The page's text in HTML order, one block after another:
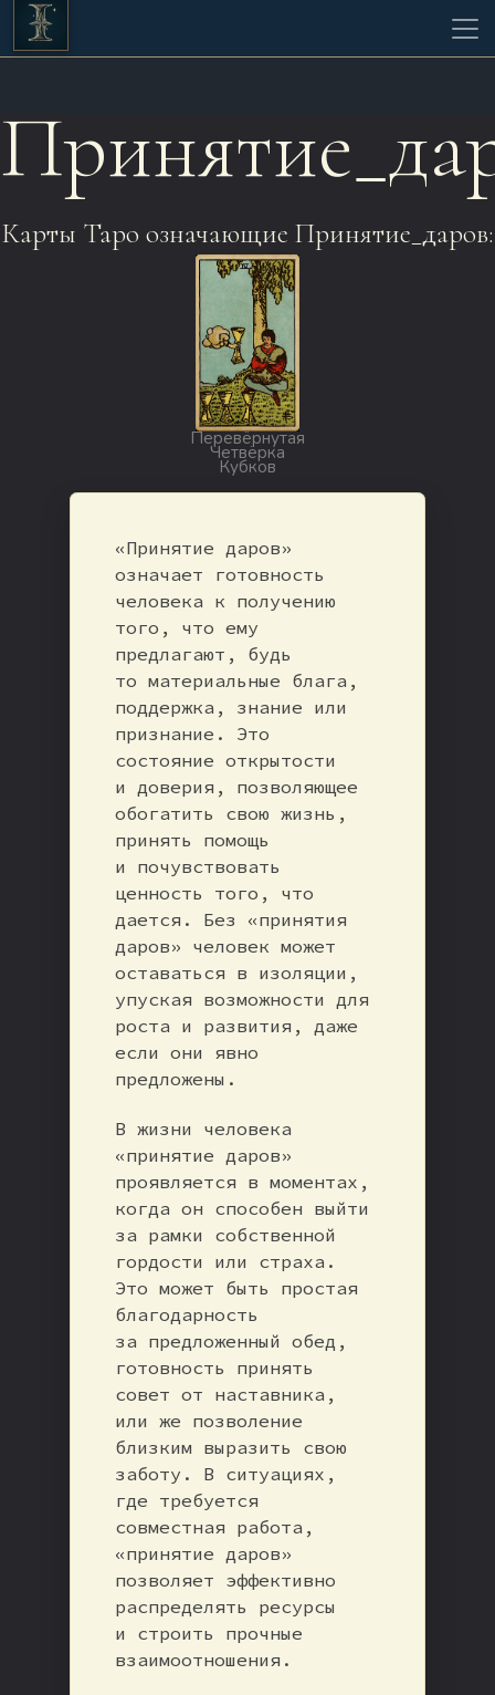
Карты Таро означающие Принятие_даров:
Перевёрнутая
Четвёрка
Кубков
«Принятие даров»
означает готовность
человека к получению
того, что ему
предлагают, будь
то материальные блага,
поддержка, знание или
признание. Это
состояние открытости
и доверия, позволяющее
обогатить свою жизнь,
принять помощь
и почувствовать
ценность того, что
дается. Без «принятия
даров» человек может
оставаться в изоляции,
упуская возможности для
роста и развития, даже
если они явно
предложены.
В жизни человека
«принятие даров»
проявляется в моментах,
когда он способен выйти
за рамки собственной
гордости или страха.
Это может быть простая
благодарность
за предложенный обед,
готовность принять
совет от наставника,
или же позволение
близким выразить свою
заботу. В ситуациях,
где требуется
совместная работа,
«принятие даров»
позволяет эффективно
распределять ресурсы
и строить прочные
взаимоотношения.